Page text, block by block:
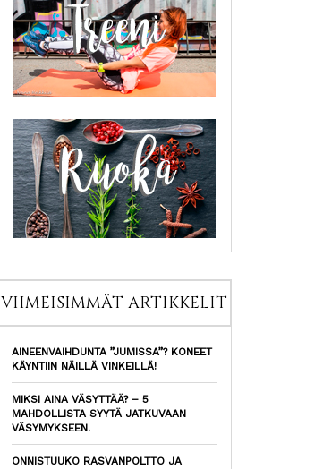
VIIMEISIMMÄT ARTIKKELIT
AINEENVAIHDUNTA ”JUMISSA”? KONEET
KÄYNTIIN NÄILLÄ VINKEILLÄ!
MIKSI AINA VÄSYTTÄÄ? – 5
MAHDOLLISTA SYYTÄ JATKUVAAN
VÄSYMYKSEEN.
ONNISTUUKO RASVANPOLTTO JA